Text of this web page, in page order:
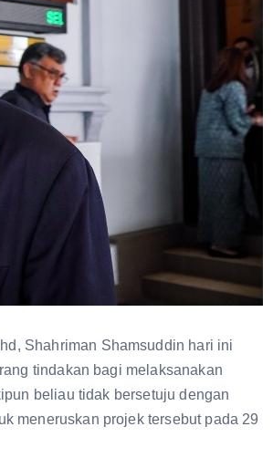
Shahriman Shamsuddin hari ini
tindakan bagi melaksanakan
beliau tidak bersetuju dengan
meneruskan projek tersebut pada 29